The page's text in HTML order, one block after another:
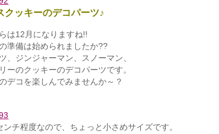
クッキーのデコパーツ♪
は12月になりますね!!
準備は始められましたか??
、ジンジャーマン、スノーマン、
ーのクッキーのデコパーツです。
デコを楽しんでみませんか～？
ンチ程度なので、ちょっと小さめサイズです。